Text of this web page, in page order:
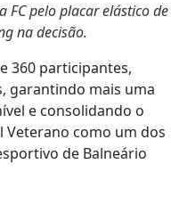
FC pelo placar elástico de
na decisão.
360 participantes,
garantindo mais uma
e consolidando o
Veterano como um dos
de Balneário